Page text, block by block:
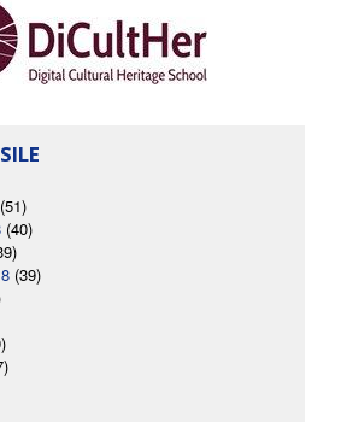
(51)
(40)
(39)